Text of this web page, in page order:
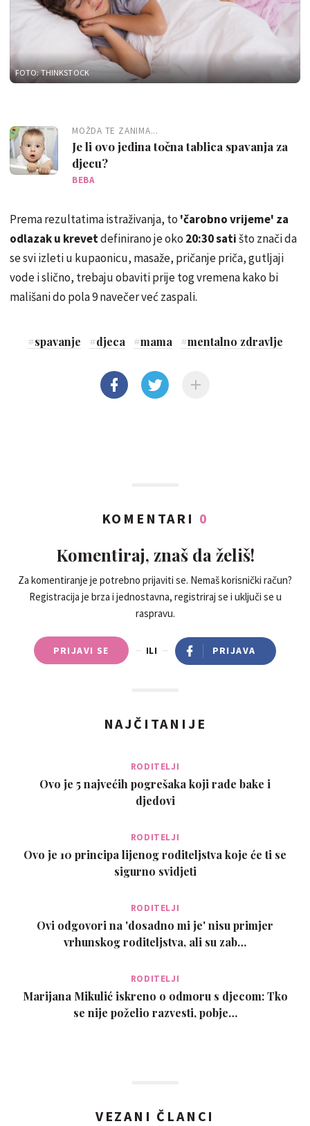
FOTO: THINKSTOCK
MOŽDA TE ZANIMA...
Je li ovo jedina točna tablica spavanja za
djecu?
BEBA
Prema rezultatima istraživanja, to 'čarobno vrijeme' za
odlazak u krevetdefinirano je oko 20:30 satišto znači da
se svi izleti u kupaonicu, masaže, pričanje priča, gutljaji
vode i slično, trebaju obaviti prije tog vremena kako bi
mališani do pola 9 navečer već zaspali.
#spavanje #djeca #mama #mentalno zdravlje
KOMENTARI 0
Komentiraj, znaš da želiš!
Za komentiranje je potrebno prijaviti se. Nemaš korisnički račun?
Registracija je brza i jednostavna, registriraj se i uključi se u
raspravu.
PRIJAVI SE ILI PRIJAVA
NAJČITANIJE
RODITELJI
Ovo je 5 najvećih pogrešaka koji rade bake i
djedovi
RODITELJI
Ovo je 10 principa lijenog roditeljstva koje će ti se
sigurno svidjeti
RODITELJI
Ovi odgovori na 'dosadno mi je' nisu primjer
vrhunskog roditeljstva, ali su zab…
RODITELJI
Marijana Mikulić iskreno o odmoru s djecom: Tko
se nije poželio razvesti, pobje…
VEZANI ČLANCI